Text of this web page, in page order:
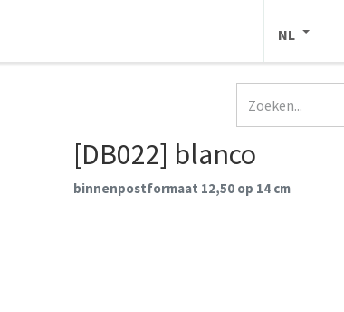
NL
[DB022] blanco
binnenpostformaat 12,50 op 14 cm